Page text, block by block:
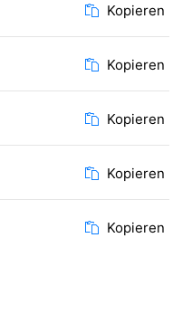
Kopieren
Kopieren
Kopieren
Kopieren
Kopieren